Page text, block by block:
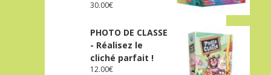
30.00€
PHOTO DE CLASSE
- Réalisez le
cliché parfait !
12.00€